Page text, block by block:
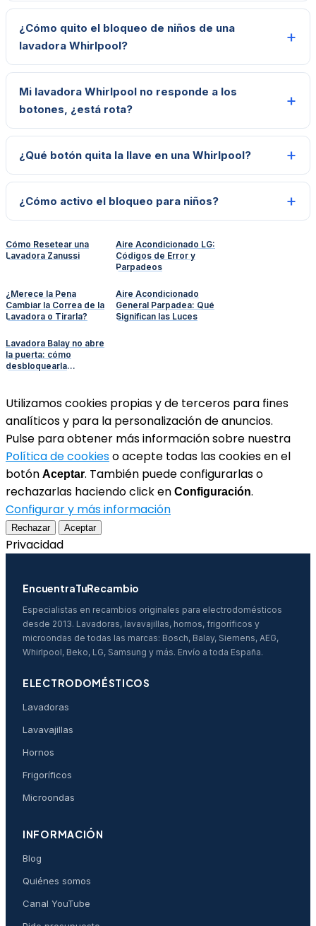
¿Cómo quito el bloqueo de niños de una
lavadora Whirlpool?
Mi lavadora Whirlpool no responde a los
botones, ¿está rota?
¿Qué botón quita la llave en una Whirlpool?
¿Cómo activo el bloqueo para niños?
Cómo Resetear una
Lavadora Zanussi
Aire Acondicionado LG:
Códigos de Error y
Parpadeos
¿Merece la Pena
Cambiar la Correa de la
Lavadora o Tirarla?
Aire Acondicionado
General Parpadea: Qué
Significan las Luces
Lavadora Balay no abre
la puerta: cómo
desbloquearla
Utilizamos cookies propias y de terceros para fines
analíticos y para la personalización de anuncios.
Pulse para obtener más información sobre nuestra
Política de cookieso acepte todas las cookies en el
botón Aceptar. También puede configurarlas o
rechazarlas haciendo click en Configuración.
Configurar y más información
Rechazar Aceptar
Privacidad
EncuentraTuRecambio
Especialistas en recambios originales para electrodomésticos
desde 2013. Lavadoras, lavavajillas, hornos, frigoríficos y
microondas de todas las marcas: Bosch, Balay, Siemens, AEG,
Whirlpool, Beko, LG, Samsung y más. Envío a toda España.
ELECTRODOMÉSTICOS
Lavadoras
Lavavajillas
Hornos
Frigoríficos
Microondas
INFORMACIÓN
Blog
Quiénes somos
Canal YouTube